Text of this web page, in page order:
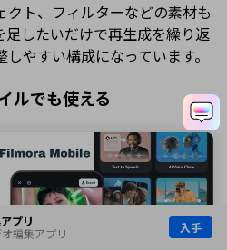
プリ
編集アプリ
入手
クト、フィルターなどの素材も
足したいだけで再生成を繰り返
やすい構成になっています。
ルでも使える